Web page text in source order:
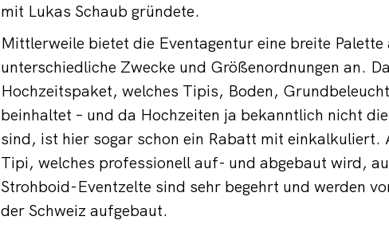
mit Lukas Schaub gründete.
Mittlerweile bietet die Eventagentur eine breite
unterschiedliche Zwecke und Größenordnungen an.
Hochzeitspaket, welches Tipis, Boden,
beinhaltet – und da Hochzeiten ja bekanntlich nicht
sind, ist hier sogar schon ein Rabatt mit einkalkuliert.
Tipi, welches professionell auf- und abgebaut wird,
Strohboid-Eventzelte sind sehr begehrt und werden
der Schweiz aufgebaut.